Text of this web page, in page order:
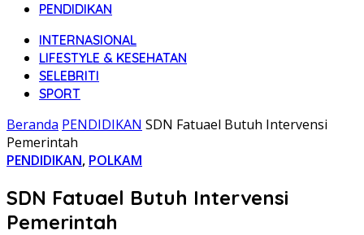
PENDIDIKAN
INTERNASIONAL
LIFESTYLE & KESEHATAN
SELEBRITI
SPORT
Beranda PENDIDIKAN SDN Fatuael Butuh Intervensi
Pemerintah
PENDIDIKAN, POLKAM
SDN Fatuael Butuh Intervensi
Pemerintah